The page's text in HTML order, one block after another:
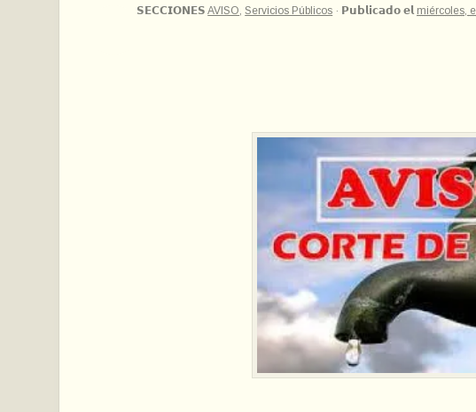
𝗦𝗘𝗖𝗖𝗜𝗢𝗡𝗘𝗦AVISO,Servicios Públicos · 𝗣𝘂𝗯𝗹𝗶𝗰𝗮𝗱𝗼 𝗲𝗹 miércoles,